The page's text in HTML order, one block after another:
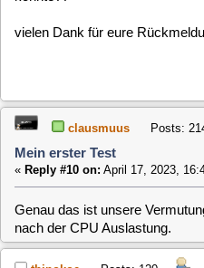
Mein erster Test
baltic
«Reply #14 on:April 21, 2023, 09:22:28 »
Hallo liebes MLD-Team,
ich habe jetzt auch mal eine VM mit
was ich ich sehe gefällt mir ganz toll!
Herzlichen Glückwunsch zu diesem